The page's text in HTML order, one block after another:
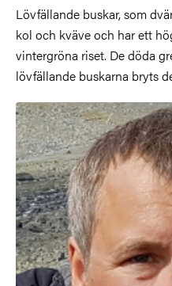
Lövfällande buskar, som
kol och kväve och har ett
vintergröna riset. De döda
lövfällande buskarna bryts